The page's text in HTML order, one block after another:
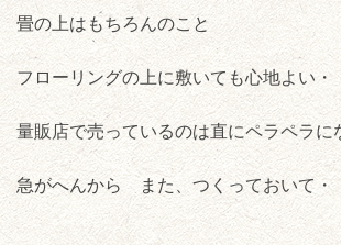
畳の上はもちろんのこと
フローリングの上に敷いても心地よい・
量販店で売っているのは直にペラペラに
急がへんから また、つくっておいて・